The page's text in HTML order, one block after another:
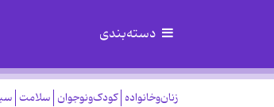
دسته‌بندی
زنان‌وخانواده کودک‌ونوجوان سلامت